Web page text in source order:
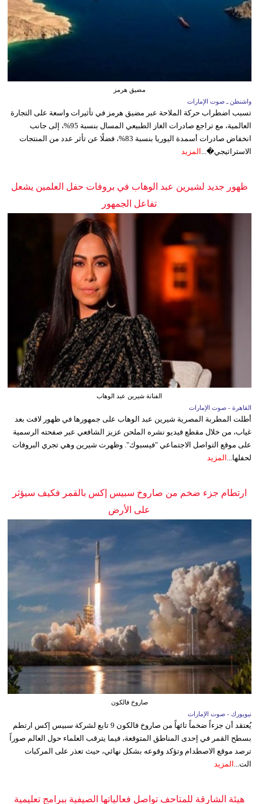
مضيق هرمز
واشنطن ـ صوت الإمارات
تسبب اضطراب حركة الملاحة عبر مضيق هرمز في تأثيرات واسعة على التجارة
العالمية، مع تراجع صادرات الغاز الطبيعي المسال بنسبة 95%، إلى جانب
انخفاض صادرات أسمدة اليوريا بنسبة 83%، فضلًا عن تأثر عدد من المنتجات
الاستراتيجي�... المزيد
ظهور جديد لشيرين عبد الوهاب في بروفات حفل العلمين يشعل
تفاعل الجمهور
الفنانة شيرين عبد الوهاب
القاهرة - صوت الإمارات
أطلت المطربة المصرية شيرين عبد الوهاب على جمهورها في ظهور لافت بعد
غياب، من خلال مقطع فيديو نشره الملحن عزيز الشافعي عبر صفحته الرسمية
على موقع التواصل الاجتماعي "فيسبوك". وظهرت شيرين وهي تجري البروفات
لحفلها... المزيد
ارتطام جزء ضخم من صاروخ سبيس إكس بالقمر فكيف سيؤثر
على الأرض
صاروخ فالكون
نيويورك - صوت الإمارات
يُعتقد أن جزءاً ضخماً تائهاً من صاروخ فالكون 9 تابع لشركة سبيس إكس ارتطم
بسطح القمر في إحدى المناطق المتوقعة، فيما يترقب العلماء حول العالم صوراً
ترصد موقع الاصطدام وتؤكد وقوعه بشكل نهائي، حيث تعذر على المركبات
الت...
المزيد
هيئة الشارقة للمتاحف تواصل فعالياتها الصيفية ببرامج تعليمية